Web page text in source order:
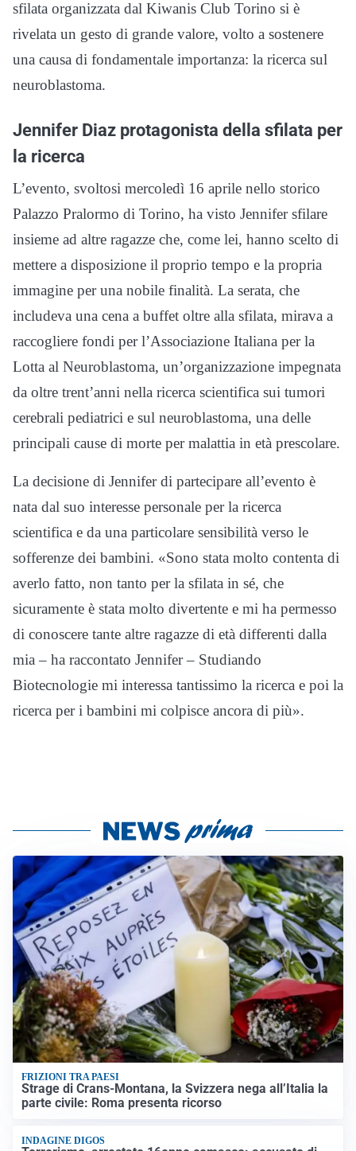
sfilata organizzata dal Kiwanis Club Torino si è
rivelata un gesto di grande valore, volto a sostenere
una causa di fondamentale importanza: la ricerca sul
neuroblastoma.
Jennifer Diaz protagonista della sfilata per
la ricerca
L’evento, svoltosi mercoledì 16 aprile nello storico
Palazzo Pralormo di Torino, ha visto Jennifer sfilare
insieme ad altre ragazze che, come lei, hanno scelto di
mettere a disposizione il proprio tempo e la propria
immagine per una nobile finalità. La serata, che
includeva una cena a buffet oltre alla sfilata, mirava a
raccogliere fondi per l’Associazione Italiana per la
Lotta al Neuroblastoma, un’organizzazione impegnata
da oltre trent’anni nella ricerca scientifica sui tumori
cerebrali pediatrici e sul neuroblastoma, una delle
principali cause di morte per malattia in età prescolare.
La decisione di Jennifer di partecipare all’evento è
nata dal suo interesse personale per la ricerca
scientifica e da una particolare sensibilità verso le
sofferenze dei bambini. «Sono stata molto contenta di
averlo fatto, non tanto per la sfilata in sé, che
sicuramente è stata molto divertente e mi ha permesso
di conoscere tante altre ragazze di età differenti dalla
mia – ha raccontato Jennifer – Studiando
Biotecnologie mi interessa tantissimo la ricerca e poi la
ricerca per i bambini mi colpisce ancora di più».
FRIZIONI TRA PAESI
Strage di Crans-Montana, la Svizzera nega all’Italia la
parte civile: Roma presenta ricorso
INDAGINE DIGOS